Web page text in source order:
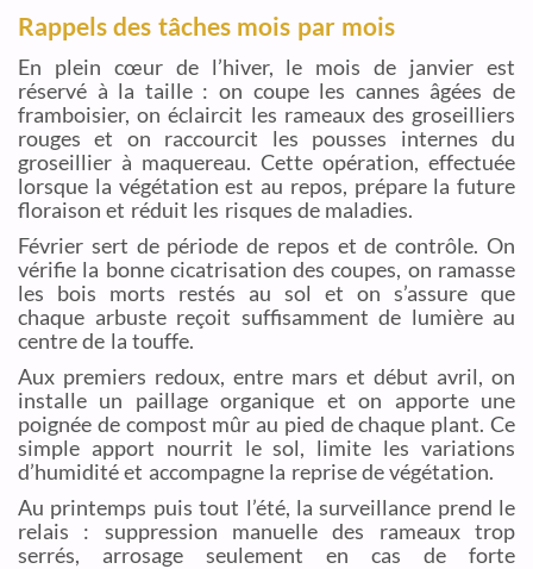
Rappels des tâches mois par mois
En plein cœur de l’hiver, le mois de janvier est
réservé à la taille : on coupe les cannes âgées de
framboisier, on éclaircit les rameaux des groseilliers
rouges et on raccourcit les pousses internes du
groseillier à maquereau. Cette opération, effectuée
lorsque la végétation est au repos, prépare la future
floraison et réduit les risques de maladies.
Février sert de période de repos et de contrôle. On
vérifie la bonne cicatrisation des coupes, on ramasse
les bois morts restés au sol et on s’assure que
chaque arbuste reçoit suffisamment de lumière au
centre de la touffe.
Aux premiers redoux, entre mars et début avril, on
installe un paillage organique et on apporte une
poignée de compost mûr au pied de chaque plant. Ce
simple apport nourrit le sol, limite les variations
d’humidité et accompagne la reprise de végétation.
Au printemps puis tout l’été, la surveillance prend le
relais : suppression manuelle des rameaux trop
serrés, arrosage seulement en cas de forte